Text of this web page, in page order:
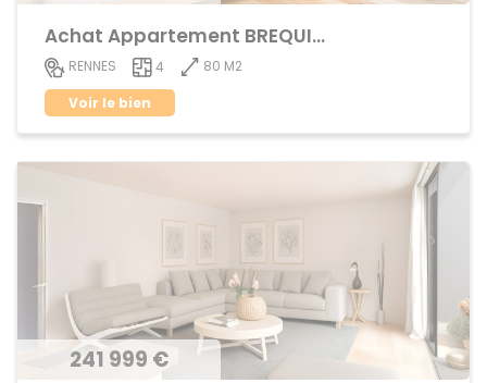
Achat Appartement BREQUIGNY
RENNES 4
80 M2
Voir le bien
241 999 €